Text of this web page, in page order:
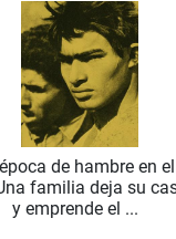
de hambre en el
familia deja su
y emprende el ...